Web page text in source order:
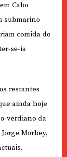
Cabo
submarino
comida do
se-ia
restantes
ainda hoje
verdiano da
Morbey,